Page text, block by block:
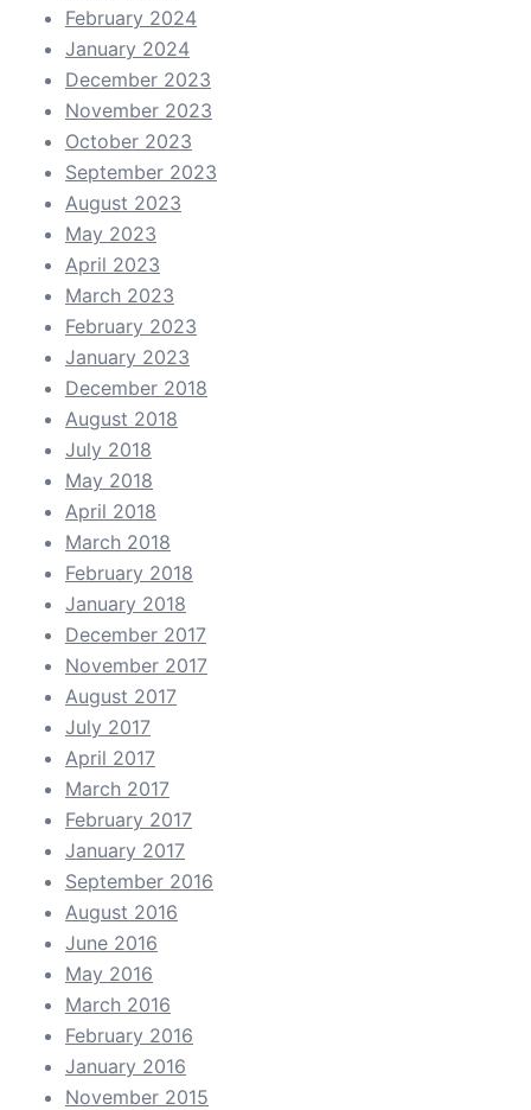
February 2024
January 2024
December 2023
November 2023
October 2023
September 2023
August 2023
May 2023
April 2023
March 2023
February 2023
January 2023
December 2018
August 2018
July 2018
May 2018
April 2018
March 2018
February 2018
January 2018
December 2017
November 2017
August 2017
July 2017
April 2017
March 2017
February 2017
January 2017
September 2016
August 2016
June 2016
May 2016
March 2016
February 2016
January 2016
November 2015